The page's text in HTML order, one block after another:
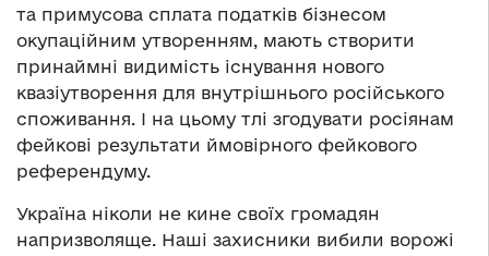
та примусова сплата податків бізнесом
окупаційним утворенням, мають створити
принаймні видимість існування нового
квазіутворення для внутрішнього російського
споживання. І на цьому тлі згодувати росіянам
фейкові результати ймовірного фейкового
референдуму.
Україна ніколи не кине своїх громадян
напризволяще. Наші захисники вибили ворожі